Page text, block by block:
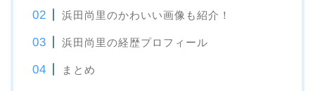
浜田尚里のかわいい画像も紹介！
浜田尚里の経歴プロフィール
まとめ